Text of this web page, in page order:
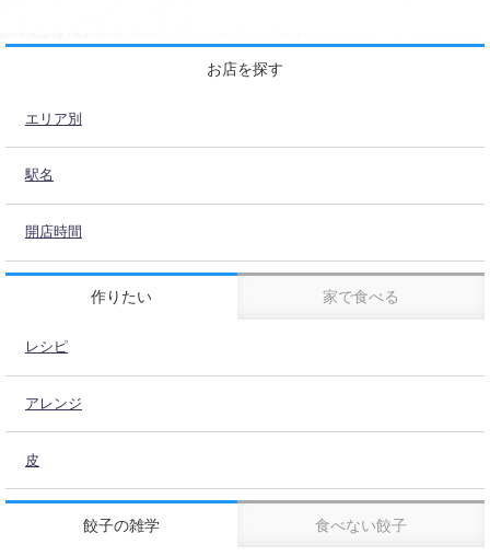
お店を探す
エリア別
駅名
開店時間
作りたい 家で食べる
レシピ
アレンジ
皮
餃子の雑学 食べない餃子